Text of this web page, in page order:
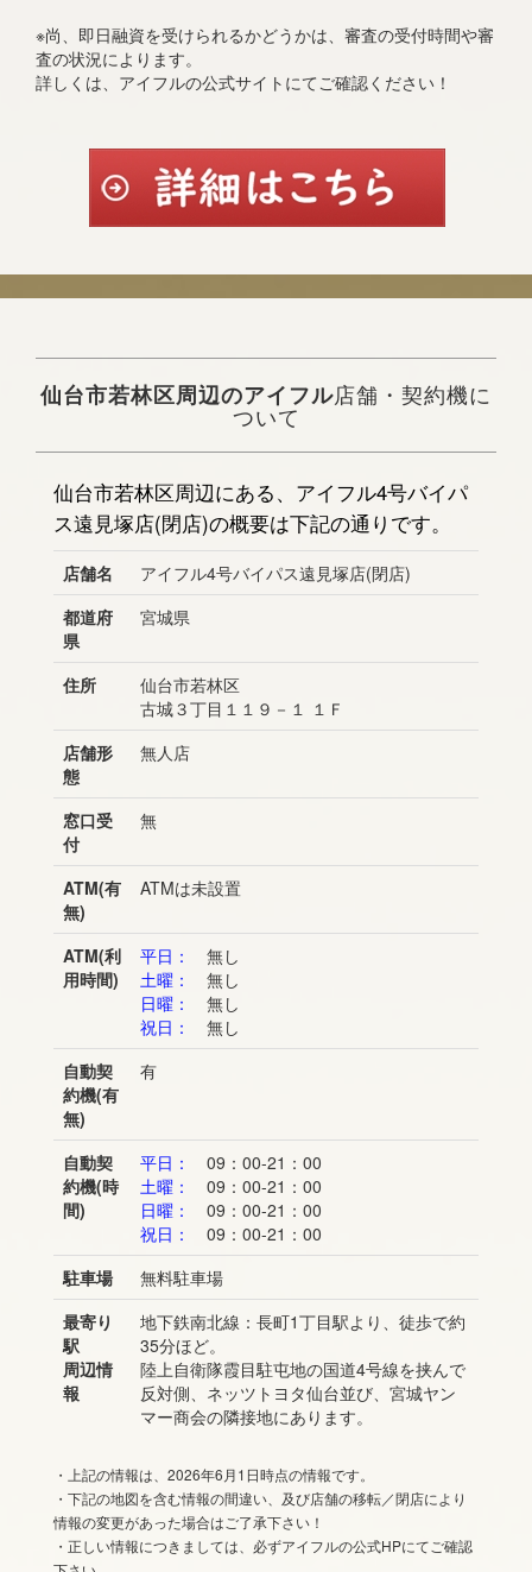
※尚、即日融資を受けられるかどうかは、審査の受付時間や審
査の状況によります。
詳しくは、アイフルの公式サイトにてご確認ください！
仙台市若林区周辺のアイフル店舗・契約機に
ついて
仙台市若林区周辺にある、アイフル4号バイパ
ス遠見塚店(閉店)の概要は下記の通りです。
店舗名
アイフル4号バイパス遠見塚店(閉店)
都道府
県
宮城県
住所
仙台市若林区
古城３丁目１１９－１ １Ｆ
店舗形
態
無人店
窓口受
付
無
ATM(有
無)
ATMは未設置
ATM(利
用時間)
平日：
無し
土曜：
無し
日曜：
無し
祝日：
無し
自動契
約機(有
無)
有
自動契
約機(時
間)
平日：
09：00-21：00
土曜：
09：00-21：00
日曜：
09：00-21：00
祝日：
09：00-21：00
駐車場
無料駐車場
最寄り
駅
周辺情
報
地下鉄南北線：長町1丁目駅より、徒歩で約
35分ほど。
陸上自衛隊霞目駐屯地の国道4号線を挟んで
反対側、ネッツトヨタ仙台並び、宮城ヤン
マー商会の隣接地にあります。
・上記の情報は、2026年6月1日時点の情報です。
・下記の地図を含む情報の間違い、及び店舗の移転／閉店により
情報の変更があった場合はご了承下さい！
・正しい情報につきましては、必ずアイフルの公式HPにてご確認